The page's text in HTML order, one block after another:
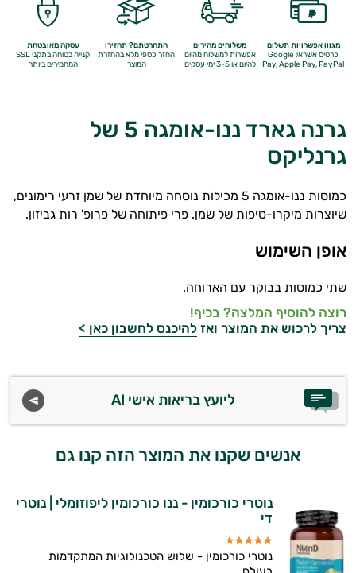
מגוון אפשרויות תשלום
כרטיס אשראי, Google
Pay,Apple Pay, PayPal
משלוחים מהירים
אפשרות למשלוח מהיום
להיום או 3-5 ימי עסקים
התחרטתם? תחזירו
החזר כספי מלאבהחזרת
המוצר
עסקה מאובטחת
קנייה בטוחה בתקני SSL
המחמירים ביותר
גרנה גארד ננו-אומגה 5 של
גרנליקס
כמוסות ננו-אומגה 5 מכילות נוסחה מיוחדת של שמן זרעי רימונים,
שיוצרות מיקרו-טיפות של שמן. פרי פיתוחה של פרופ' רות גביזון.
אופן השימוש
שתי כמוסות בבוקר עם הארוחה.
רוצה להוסיף המלצה? בכיף!
צריך לרכוש את המוצר ואז להיכנס לחשבון כאן >
ליועץ בריאות אישי AI
אנשים שקנו את המוצר הזה קנו גם
נוטרי כורכומין - ננו כורכומין ליפוזומלי | נוטרי
די
נוטרי כורכומין - שלוש הטכנולוגיות המתקדמות